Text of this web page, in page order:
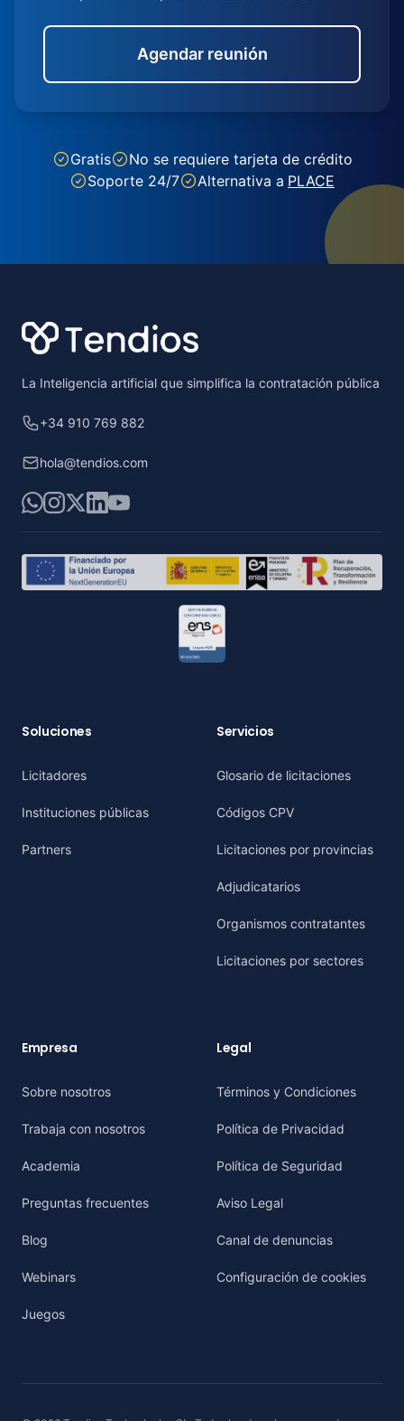
Agendar reunión
Gratis
No se requiere tarjeta de crédito
Soporte 24/7
Alternativa a PLACE
La Inteligencia artificial que simplifica la contratación pública
+34 910 769 882
hola@tendios.com
WhatsApp
Instagram
X LinkedIn
YouTube
Soluciones
Licitadores
Instituciones públicas
Partners
Servicios
Glosario de licitaciones
Códigos CPV
Licitaciones por provincias
Adjudicatarios
Organismos contratantes
Licitaciones por sectores
Empresa
Sobre nosotros
Trabaja con nosotros
Academia
Preguntas frecuentes
Blog
Webinars
Juegos
Legal
Términos y Condiciones
Política de Privacidad
Política de Seguridad
Aviso Legal
Canal de denuncias
Configuración de cookies